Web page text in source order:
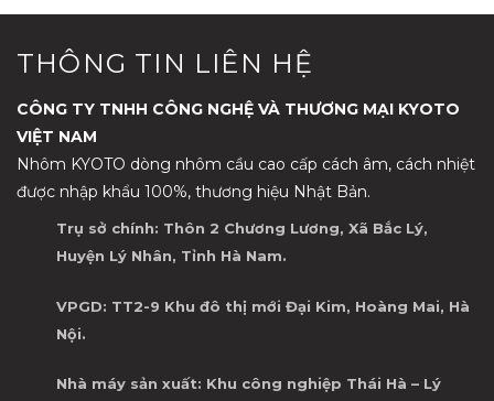
THÔNG TIN LIÊN HỆ
CÔNG TY TNHH CÔNG NGHỆ VÀ THƯƠNG MẠI KYOTO
VIỆT NAM
Nhôm KYOTO dòng nhôm cầu cao cấp cách âm, cách nhiệt
được nhập khẩu 100%, thương hiệu Nhật Bản.
Trụ sở chính: Thôn 2 Chương Lương, Xã Bắc Lý,
Huyện Lý Nhân, Tỉnh Hà Nam.
VPGD: TT2-9 Khu đô thị mới Đại Kim, Hoàng Mai, Hà
Nội.
Nhà máy sản xuất: Khu công nghiệp Thái Hà – Lý